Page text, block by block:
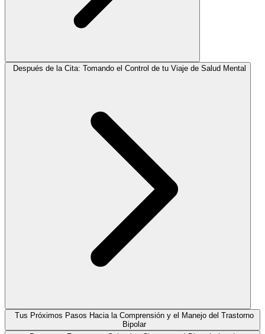
Después de la Cita: Tomando el Control de tu Viaje de Salud Mental
Tus Próximos Pasos Hacia la Comprensión y el Manejo del Trastorno
Bipolar